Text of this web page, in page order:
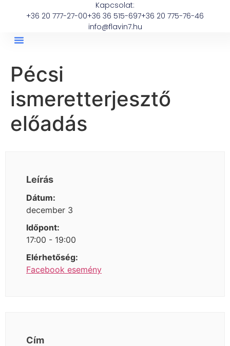
Kapcsolat:
+36 20 777-27-00+36 36 515-697+36 20 775-76-46
info@flavin7.hu
Pécsi
ismeretterjesztő
előadás
Leírás
Dátum:
december 3
Időpont:
17:00 - 19:00
Elérhetőség:
Facebook esemény
Cím